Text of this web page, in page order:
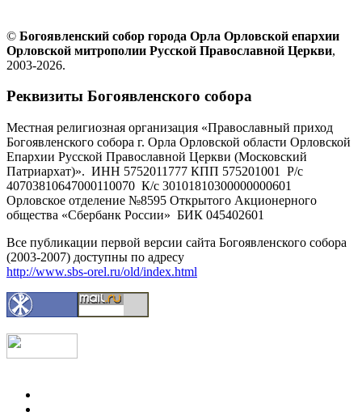
© Богоявленский собор города Орла Орловской епархии
Орловской митрополии Русской Православной Церкви,
2003-2026.
Реквизиты Богоявленского собора
Местная религиозная организация «Православный приход
Богоявленского собора г. Орла Орловской области Орловской
Епархии Русской Православной Церкви (Московский
Патриархат)». ИНН 5752011777 КПП 575201001 Р/с
40703810647000110070 К/с 30101810300000000601
Орловское отделение №8595 Открытого Акционерного
общества «Сбербанк России» БИК 045402601
Все публикации первой версии сайта Богоявленского собора
(2003-2007) доступны по адресу
http://www.sbs-orel.ru/old/index.html